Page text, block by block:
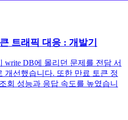
트래픽 대응 : 개발기
write DB에 몰리던 문제를 전담 서
개선했습니다. 또한 만료 토큰 정
회 성능과 응답 속도를 높였습니